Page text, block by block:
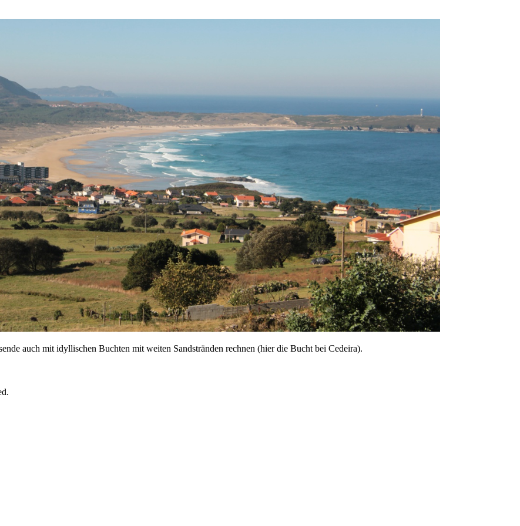
auch mit idyllischen Buchten mit weiten Sandstränden rechnen (hier die Bucht bei Cedeira).